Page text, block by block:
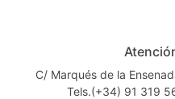
C/ Marqués de la
Tels.(+34) 91 319